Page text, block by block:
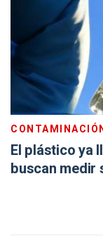
El plástico ya
buscan medir